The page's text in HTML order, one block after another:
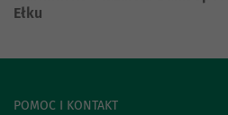
Ełku
POMOC I KONTAKT